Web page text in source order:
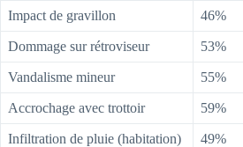
Impact de gravillon 46%
Dommage sur rétroviseur 53%
Vandalisme mineur 55%
Accrochage avec trottoir 59%
Infiltration de pluie (habitation) 49%